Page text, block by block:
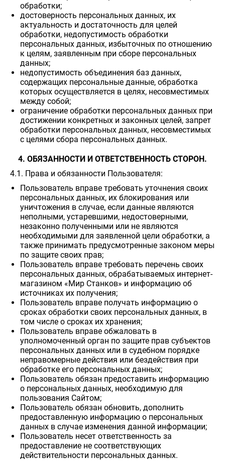
обработки;
достоверность персональных данных, их
актуальность и достаточность для целей
обработки, недопустимость обработки
персональных данных, избыточных по отношению
к целям, заявленным при сборе персональных
данных;
недопустимость объединения баз данных,
содержащих персональные данные, обработка
которых осуществляется в целях, несовместимых
между собой;
ограничение обработки персональных данных при
достижении конкретных и законных целей, запрет
обработки персональных данных, несовместимых
с целями сбора персональных данных.
4. ОБЯЗАННОСТИ И ОТВЕТСТВЕННОСТЬ СТОРОН.
4.1. Права и обязанности Пользователя:
Пользователь вправе требовать уточнения своих
персональных данных, их блокирования или
уничтожения в случае, если данные являются
неполными, устаревшими, недостоверными,
незаконно полученными или не являются
необходимыми для заявленной цели обработки, а
также принимать предусмотренные законом меры
по защите своих прав;
Пользователь вправе требовать перечень своих
персональных данных, обрабатываемых интернет-
магазином «Мир Станков» и информацию об
источниках их получения;
Пользователь вправе получать информацию о
сроках обработки своих персональных данных, в
том числе о сроках их хранения;
Пользователь вправе обжаловать в
уполномоченный орган по защите прав субъектов
персональных данных или в судебном порядке
неправомерные действия или бездействия при
обработке его персональных данных;
Пользователь обязан предоставить информацию
о персональных данных, необходимую для
пользования Сайтом;
Пользователь обязан обновить, дополнить
предоставленную информацию о персональных
данных в случае изменения данной информации;
Пользователь несет ответственность за
предоставление не соответствующих
действительности персональных данных.